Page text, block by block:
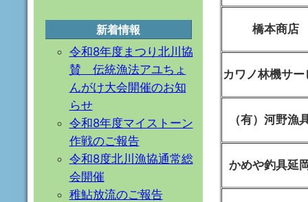
橋本商店
カワノ林機サー
（有）河野漁
かめや釣具延
新着情報
令和8年度まつり北川協
賛 伝統漁法アユちょ
んがけ大会開催のお知
らせ
令和8年度マイストーン
作戦のご報告
令和8度北川漁協通常総
会開催
稚鮎放流のご報告